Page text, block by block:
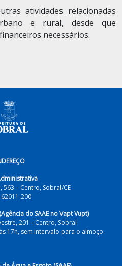
atividades relacionadas
e rural, desde que
necessários.
DE LICITAÇÃO Nº 001/2023
563 – Centro, Sobral/CE
62011-200
do SAAE no Vapt Vupt)
201 – Centro, Sobral
17h, sem intervalo para o almoço.